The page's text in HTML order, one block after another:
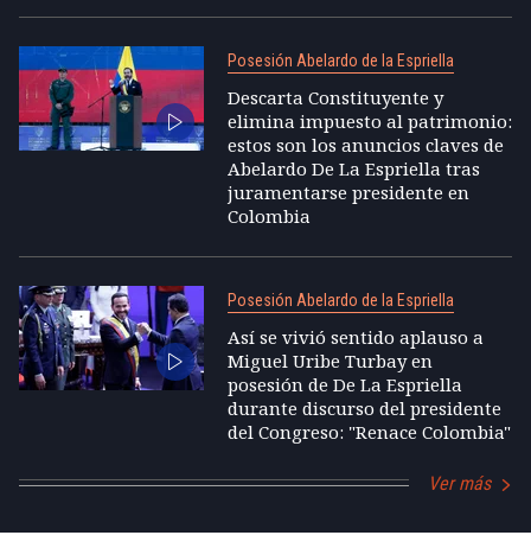
Posesión Abelardo de la Espriella
Descarta Constituyente y
elimina impuesto al patrimonio:
estos son los anuncios claves de
Abelardo De La Espriella tras
juramentarse presidente en
Colombia
Posesión Abelardo de la Espriella
Así se vivió sentido aplauso a
Miguel Uribe Turbay en
posesión de De La Espriella
durante discurso del presidente
del Congreso: "Renace Colombia"
Ver más